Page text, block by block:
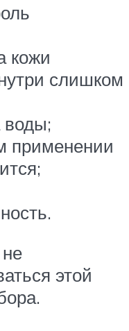
кожи
слишком
воды;
применении
этой